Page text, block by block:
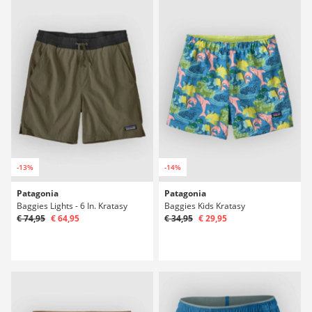
-13%
Patagonia
Baggies Lights - 6 In. Kratasy
€ 74,95 € 64,95
-14%
Patagonia
Baggies Kids Kratasy
€ 34,95 € 29,95